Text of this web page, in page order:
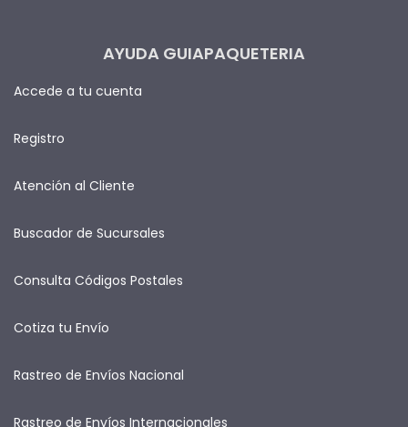
AYUDA GUIAPAQUETERIA
Accede a tu cuenta
Registro
Atención al Cliente
Buscador de Sucursales
Consulta Códigos Postales
Cotiza tu Envío
Rastreo de Envíos Nacional
Rastreo de Envíos Internacionales